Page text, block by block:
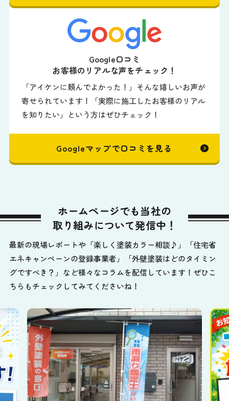
Google口コミ
お客様のリアルな声をチェック！
「アイケンに頼んでよかった！」そんな嬉しいお声が
寄せられています！「実際に施工したお客様のリアル
を知りたい」という方はぜひチェック！
Googleマップで口コミを見る
ホームページでも当社の
取り組みについて発信中！
最新の現場レポートや「楽しく塗装カラー相談♪」「住宅省
エネキャンペーンの登録事業者」「外壁塗装はどのタイミン
グですべき？」など様々なコラムを配信しています！ぜひこ
ちらもチェックしてみてくださいね！